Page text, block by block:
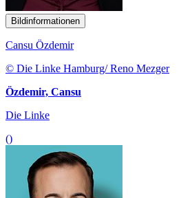
Bildinformationen
Cansu Özdemir
© Die Linke Hamburg/ Reno Mezger
Özdemir, Cansu
Die Linke
()